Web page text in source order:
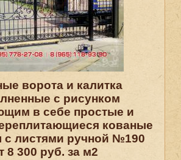
ворота и калитка
с рисунком
в себе простые и
кованые
с листями ручной №190
8 300 руб. за м2